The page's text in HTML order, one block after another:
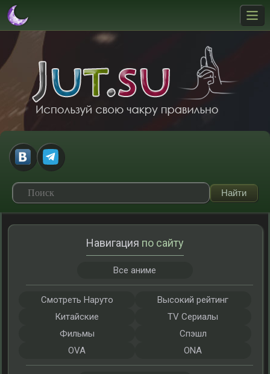
Навигация по сайту
Все аниме
Смотреть Наруто
Высокий рейтинг
Китайские
TV Сериалы
Фильмы
Спэшл
OVA
ONA